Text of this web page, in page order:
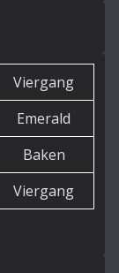
Viergang
Emerald
Baken
Viergang